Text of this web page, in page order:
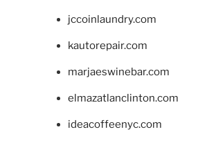
jccoinlaundry.com
kautorepair.com
marjaeswinebar.com
elmazatlanclinton.com
ideacoffeenyc.com